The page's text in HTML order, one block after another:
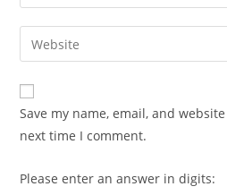
comment
your
email
address
comment
Enter
your
website
URL
(optional)
Save my name, email, and
next time I comment.
Please enter an answer in digits: